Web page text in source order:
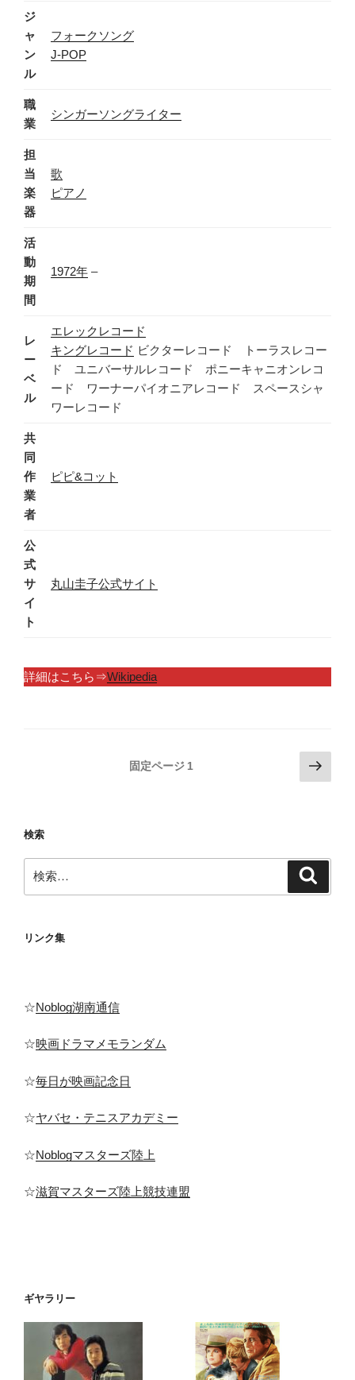
ジ
ャ
ン
ル
フォークソング
J-POP
職
業
シンガーソングライター
担
当
楽
器
歌
ピアノ
活
動
期
間
1972年–
レ
ー
ベ
ル
エレックレコード
キングレコード ビクターレコード トーラスレコー
ド ユニバーサルレコード ポニーキャニオンレコ
ード ワーナーパイオニアレコード スペースシャ
ワーレコード
共
同
作
業
者
ピピ&コット
公
式
サ
イ
ト
丸山圭子公式サイト
詳細はこちら⇒Wikipedia
ペ
ジ
送
固定ページ 1
次
の
検索
索:
リンク集
☆Noblog湖南通信
☆映画ドラマメモランダム
☆毎日が映画記念日
☆ヤバセ・テニスアカデミー
☆Noblogマスターズ陸上
☆滋賀マスターズ陸上競技連盟
ギヤラリー